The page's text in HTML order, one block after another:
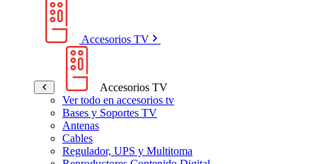
Accesorios TV
Accesorios TV
Ver todo en accesorios tv
Bases y Soportes TV
Antenas
Cables
Regulador, UPS y Multitoma